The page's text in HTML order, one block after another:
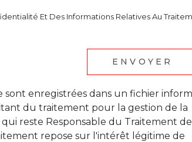
Et Des Informations Relatives Au
ENVOYER
enregistrées dans un fichier
du traitement pour la gestion de la
reste Responsable du Traitement
repose sur l'intérêt légitime de